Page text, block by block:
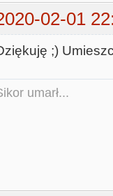
02-01
;)
umarł...